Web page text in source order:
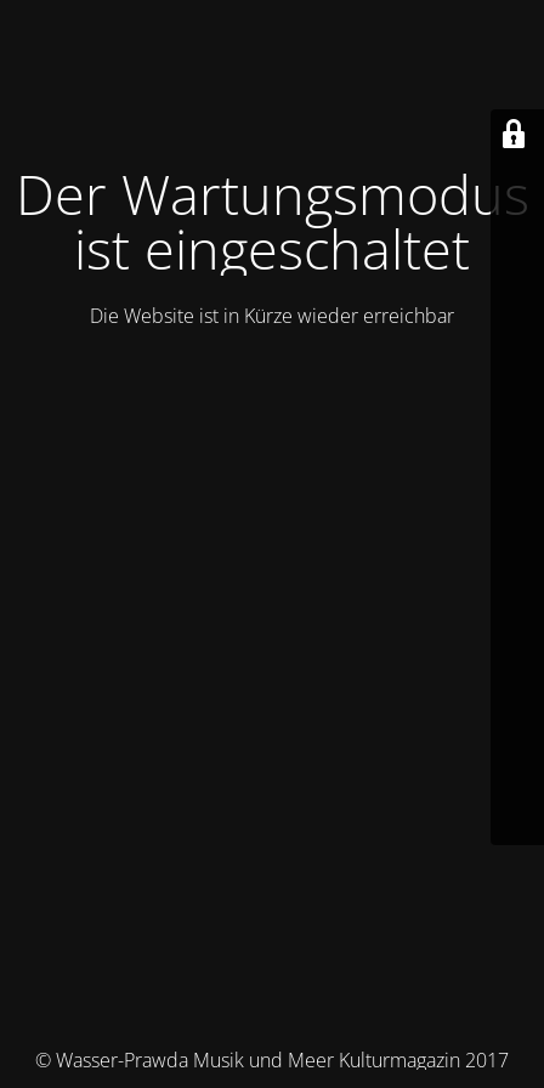
Der Wartungsmodus
ist eingeschaltet
Die Website ist in Kürze wieder erreichbar
© Wasser-Prawda Musik und Meer Kulturmagazin 2017